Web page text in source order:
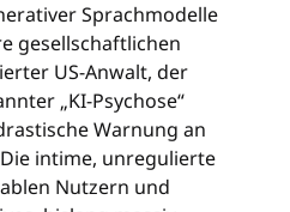
Sprachmodelle
gesellschaftlichen
US-Anwalt, der
„KI-Psychose“
Warnung an
intime, unregulierte
Nutzern und